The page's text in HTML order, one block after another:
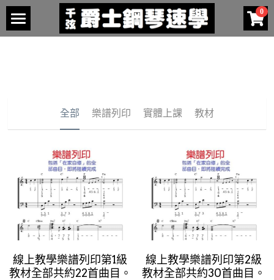
0
關於我們
桃園區教師介紹
新竹區教師介紹
台中區教師介紹
高雄區教師介紹
楠梓區教師介紹
2024年春季
檢定考試
課綱
考古題
成績
簡章
名單
購買教材
家中自修
熱身課程
一級課程
二級課程
樂譜列印
1級樂譜
2級樂譜
五級課程 - 複製
全部 樂譜列印 實體上課 教材
線上教學樂譜列印第1級
教材全部共約22首曲目。
線上教學樂譜列印第2級
教材全部共約30首曲目。
×
商品分類